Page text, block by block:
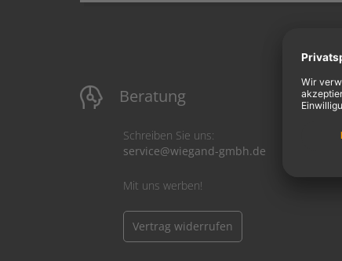
Beratung
Schreiben Sie uns:
service@wiegand-gmbh.de
Mit uns werben!
Vertrag widerrufen